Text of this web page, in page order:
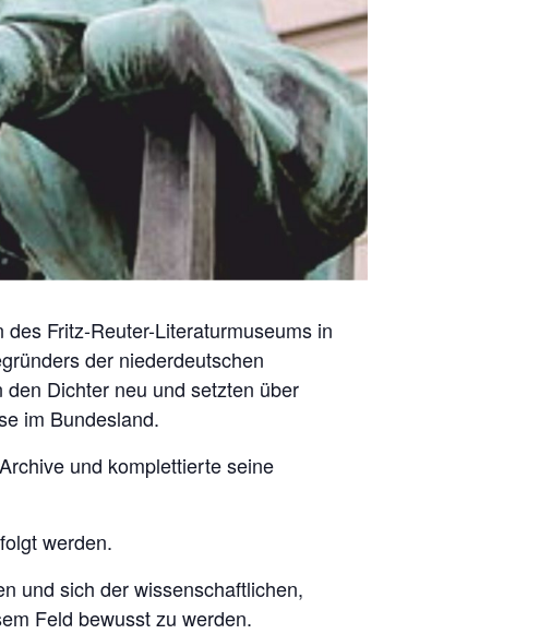
Fritz-Reuter-Literaturmuseums in
der niederdeutschen
Dichter neu und setzten über
im Bundesland.
und komplettierte seine
werden.
und sich der wissenschaftlichen,
Feld bewusst zu werden.